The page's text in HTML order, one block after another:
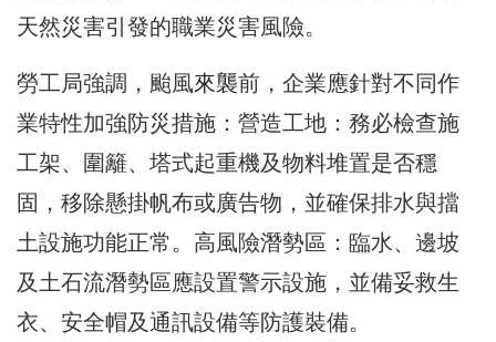
天然災害引發的職業災害風險。
勞工局強調，颱風來襲前，企業應針對不同作
業特性加強防災措施：營造工地：務必檢查施
工架、圍籬、塔式起重機及物料堆置是否穩
固，移除懸掛帆布或廣告物，並確保排水與擋
土設施功能正常。高風險潛勢區：臨水、邊坡
及土石流潛勢區應設置警示設施，並備妥救生
衣、安全帽及通訊設備等防護裝備。